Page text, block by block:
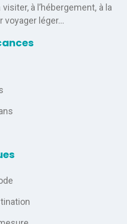
à l’hébergement, à la
voyager léger…